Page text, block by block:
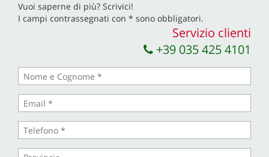
Vuoi saperne di più? Scrivici!
I campi contrassegnati con * sono obbligatori.
Servizio clienti
+39 035 425 4101